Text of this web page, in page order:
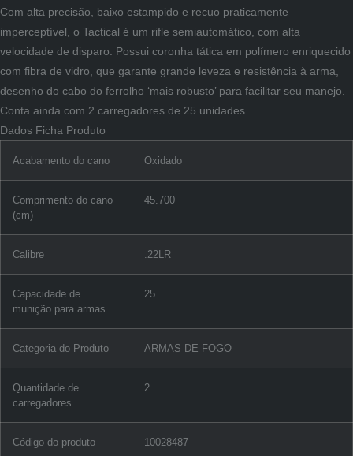
Com alta precisão, baixo estampido e recuo praticamente
imperceptível, o Tactical é um rifle semiautomático, com alta
velocidade de disparo. Possui coronha tática em polímero enriquecido
com fibra de vidro, que garante grande leveza e resistência à arma,
desenho do cabo do ferrolho ‘mais robusto’ para facilitar seu manejo.
Conta ainda com 2 carregadores de 25 unidades.
Dados Ficha Produto
Acabamento do cano Oxidado
Comprimento do cano
(cm)
45.700
Calibre .22LR
Capacidade de
munição para armas
25
Categoria do Produto ARMAS DE FOGO
Quantidade de
carregadores
2
Código do produto 10028487